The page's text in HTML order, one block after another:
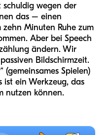
wegen der
das – einen
Minuten Ruhe zum
Aber bei Speech
ändern. Wir
Bildschirmzeit.
(gemeinsames Spielen)
ist ein Werkzeug, das
nutzen können.